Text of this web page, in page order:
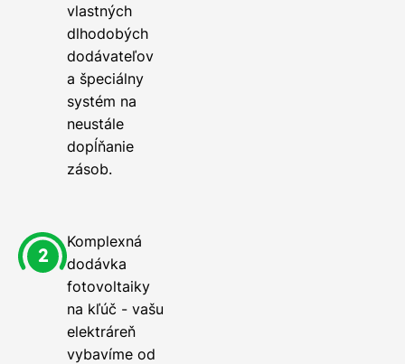
vlastných
dlhodobých
dodávateľov
a špeciálny
systém na
neustále
dopĺňanie
zásob.
Komplexná
dodávka
fotovoltaiky
na kľúč - vašu
elektráreň
vybavíme od